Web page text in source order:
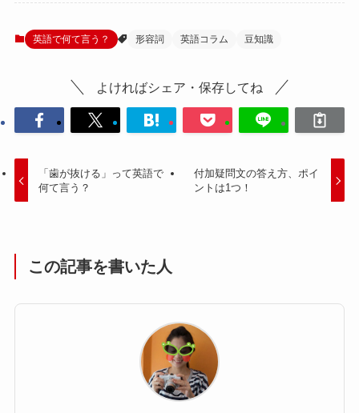
英語で何て言う？ 形容詞 英語コラム 豆知識
よければシェア・保存してね
「歯が抜ける」って英語で
何て言う？
付加疑問文の答え方、ポイ
ントは1つ！
この記事を書いた人